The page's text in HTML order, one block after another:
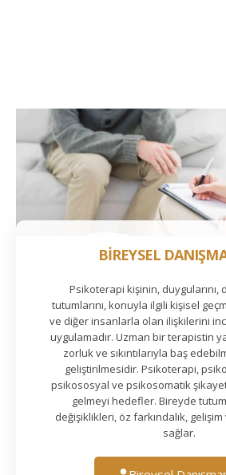
BİREYSEL
Psikoterapi kişinin, duygularını,
tutumlarını, konuyla ilgili kişisel
ve diğer insanlarla olan ilişkilerini
uygulamadır. Uzman bir terapistin
zorluk ve sıkıntılarıyla baş
geliştirilmesidir. Psikoterapi,
psikososyal ve psikosomatik
gelmeyi hedefler. Bireyde
değişiklikleri, öz farkındalık,
sağlar.